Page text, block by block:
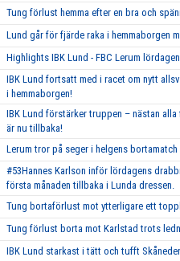
Tung förlust hemma efter en bra och
Lund går för fjärde raka i hemmaborgen
Highlights IBK Lund - FBC Lerum
IBK Lund fortsatt med i racet om nytt
i hemmaborgen!
IBK Lund förstärker truppen – nästan
är nu tillbaka!
Lerum tror på seger i helgens bortamatch
#53Hannes Karlson inför lördagens
första månaden tillbaka i Lunda dressen.
Tung bortaförlust mot ytterligare ett
Tung förlust borta mot Karlstad trots
IBK Lund starkast i tätt och tufft